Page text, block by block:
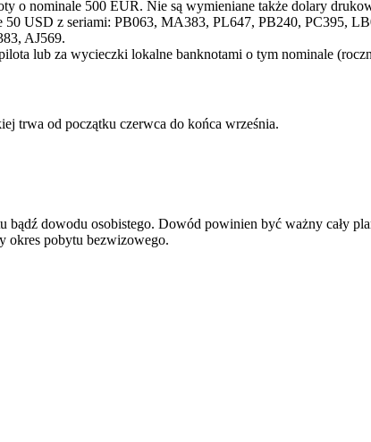
o nominale 500 EUR. Nie są wymieniane także dolary
USD z seriami: PB063, MA383, PL647, PB240, PC395,
AJ569.
lub za wycieczki lokalne banknotami o tym nominale
trwa od początku czerwca do końca września.
dowodu osobistego. Dowód powinien być ważny cały
okres pobytu bezwizowego.